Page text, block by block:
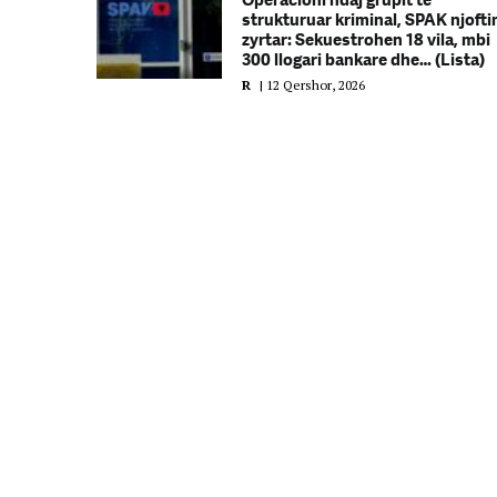
strukturuar kriminal, SPAK
zyrtar: Sekuestrohen 18 vila, mbi
300 llogari bankare dhe… (Lista)
R | 12 Qershor, 2026